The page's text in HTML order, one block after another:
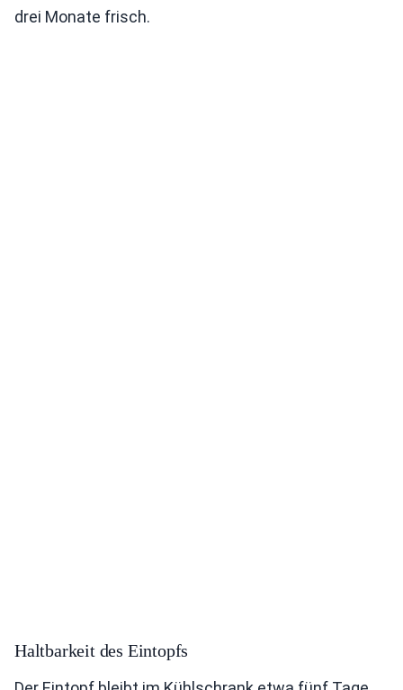
drei Monate frisch.
Haltbarkeit des Eintopfs